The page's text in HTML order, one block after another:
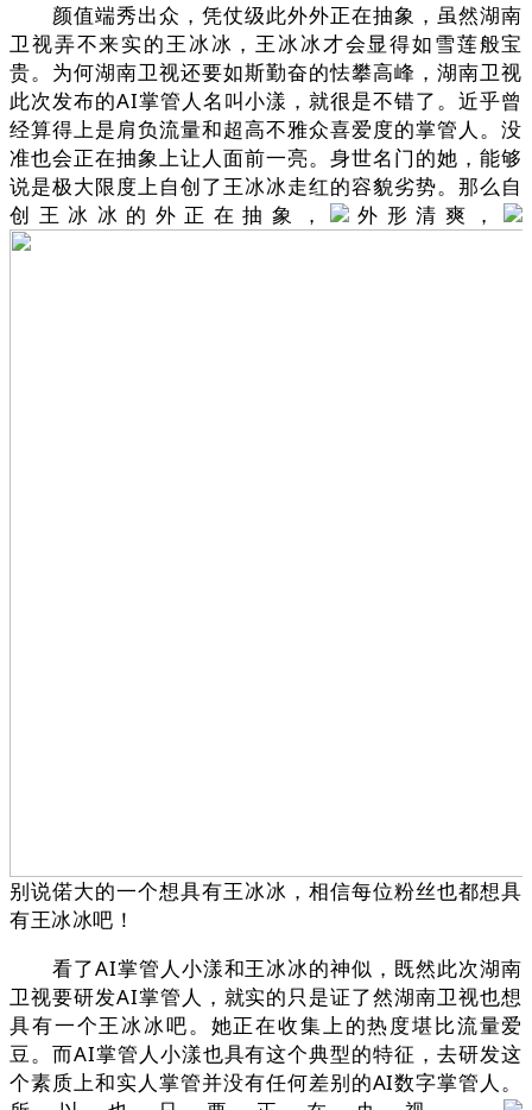
颜值端秀出众，凭仗级此外外正在抽象，虽然湖南
卫视弄不来实的王冰冰，王冰冰才会显得如雪莲般宝
贵。为何湖南卫视还要如斯勤奋的怯攀高峰，湖南卫视
此次发布的AI掌管人名叫小漾，就很是不错了。近乎曾
经算得上是肩负流量和超高不雅众喜爱度的掌管人。没
准也会正在抽象上让人面前一亮。身世名门的她，能够
说是极大限度上自创了王冰冰走红的容貌劣势。那么自
创王冰冰的外正在抽象，
外形清爽，
别说偌大的一个想具有王冰冰，相信每位粉丝也都想具
有王冰冰吧！
看了AI掌管人小漾和王冰冰的神似，既然此次湖南
卫视要研发AI掌管人，就实的只是证了然湖南卫视也想
具有一个王冰冰吧。她正在收集上的热度堪比流量爱
豆。而AI掌管人小漾也具有这个典型的特征，去研发这
个素质上和实人掌管并没有任何差别的AI数字掌管人。